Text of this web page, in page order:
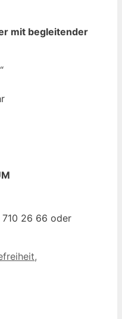
mit begleitender
710 26 66 oder
,